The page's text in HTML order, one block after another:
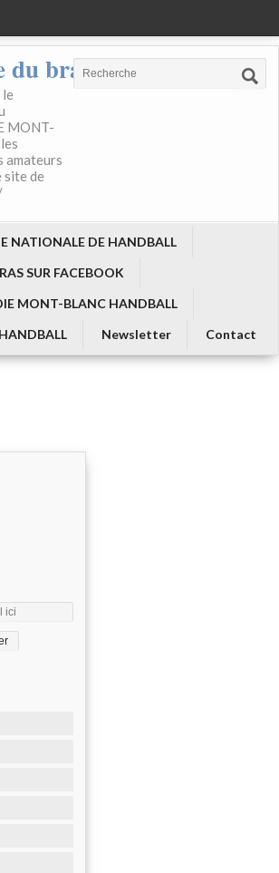
du bras
MONT-
amateurs
de
NATIONALE DE HANDBALL
SUR FACEBOOK
MONT-BLANC HANDBALL
Newsletter Contact